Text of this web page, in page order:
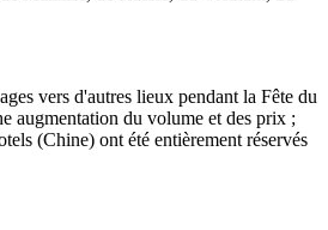
vers d'autres lieux pendant la Fête du
augmentation du volume et des prix ;
(Chine) ont été entièrement réservés